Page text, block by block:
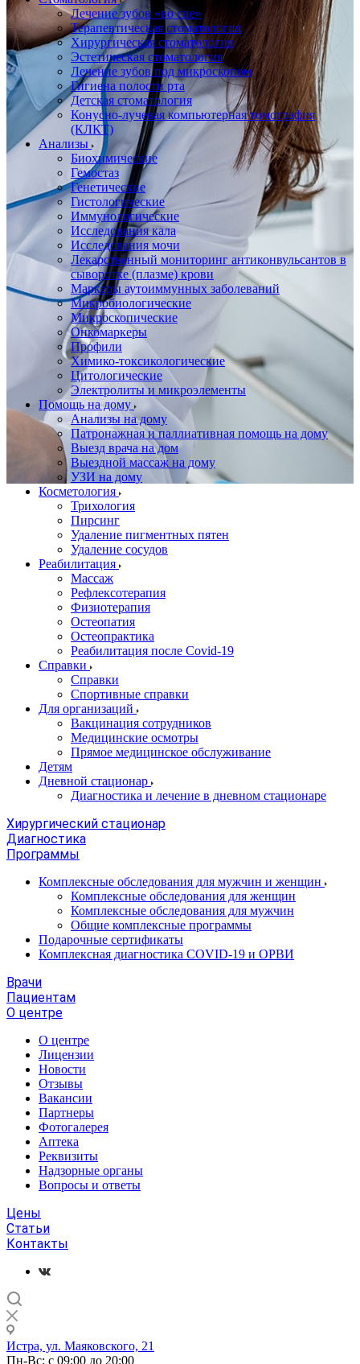
Лечение зубов «во сне»
Терапевтическая стоматология
Хирургическая стоматология
Эстетическая стоматология
Лечение зубов под микроскопом
Гигиена полости рта
Детская стоматология
Конусно-лучевая компьютерная томография
(КЛКТ)
Анализы
Биохимические
Гемостаз
Генетические
Гистологические
Иммунологические
Исследования кала
Исследования мочи
Лекарственный мониторинг антиконвульсантов в
сыворотке (плазме) крови
Маркеры аутоиммунных заболеваний
Микробиологические
Микроскопические
Онкомаркеры
Профили
Химико-токсикологические
Цитологические
Электролиты и микроэлементы
Помощь на дому
Анализы на дому
Патронажная и паллиативная помощь на дому
Выезд врача на дом
Выездной массаж на дому
УЗИ на дому
Косметология
Трихология
Пирсинг
Удаление пигментных пятен
Удаление сосудов
Реабилитация
Массаж
Рефлексотерапия
Физиотерапия
Остеопатия
Остеопрактика
Реабилитация после Covid-19
Справки
Справки
Спортивные справки
Для организаций
Вакцинация сотрудников
Медицинские осмотры
Прямое медицинское обслуживание
Детям
Дневной стационар
Диагностика и лечение в дневном стационаре
Хирургический стационар
Диагностика
Программы
Комплексные обследования для мужчин и женщин
Комплексные обследования для женщин
Комплексные обследования для мужчин
Общие комплексные программы
Подарочные сертификаты
Комплексная диагностика COVID-19 и ОРВИ
Врачи
Пациентам
О центре
О центре
Лицензии
Новости
Отзывы
Вакансии
Партнеры
Фотогалерея
Аптека
Реквизиты
Надзорные органы
Вопросы и ответы
Цены
Статьи
Контакты
Истра, ул. Маяковского, 21
Пн-Вс: с 09:00 до 20:00